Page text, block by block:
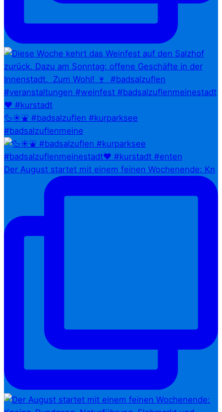
🦆☀️⛲ #badsalzuflen #kurparksee
#badsalzuflenmeine
Der August startet mit einem feinen Wochenende: Kn